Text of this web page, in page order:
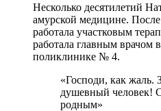
Несколько десятилетий
амурской медицине.
работала участковым
работала главным врачом
поликлинике № 4.
«Господи, как жаль.
душевный человек!
родным»